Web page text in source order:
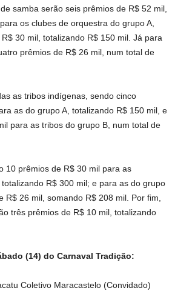
samba serão seis prêmios de R$ 52 mil,
os clubes de orquestra do grupo A,
30 mil, totalizando R$ 150 mil. Já para
prêmios de R$ 26 mil, num total de
as tribos indígenas, sendo cinco
as do grupo A, totalizando R$ 150 mil, e
para as tribos do grupo B, num total de
10 prêmios de R$ 30 mil para as
R$ 300 mil; e para as do grupo
R$ 26 mil, somando R$ 208 mil. Por fim,
três prêmios de R$ 10 mil, totalizando
(14) do Carnaval Tradição:
Coletivo Maracastelo (Convidado)